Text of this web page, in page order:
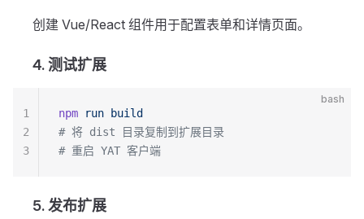
创建 Vue/React 组件用于配置表单和详情页面。
4. 测试扩展
bash
npm run build
# 将 dist 目录复制到扩展目录
# 重启 YAT 客户端
1
2
3
5. 发布扩展